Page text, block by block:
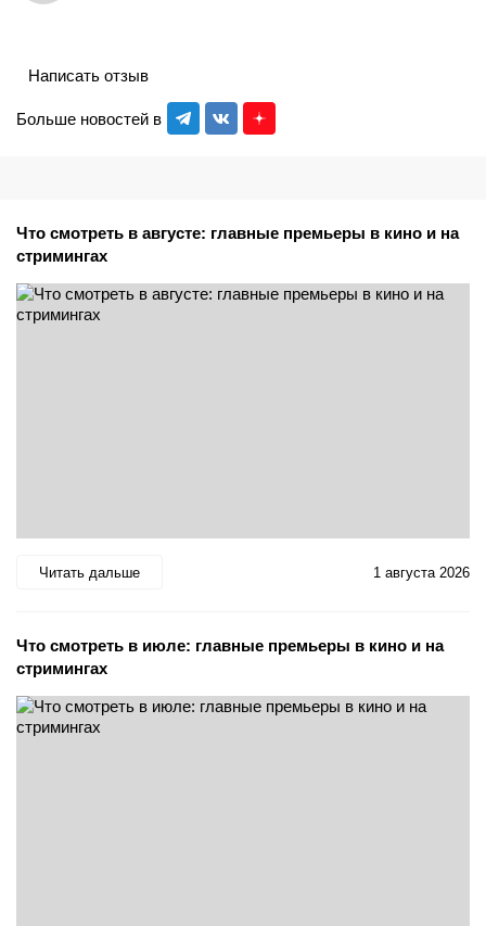
Больше новостей в
Написать отзыв
Что смотреть в августе: главные премьеры в кино и на
стримингах
Читать дальше 1 августа 2026
Что смотреть в июле: главные премьеры в кино и на
стримингах